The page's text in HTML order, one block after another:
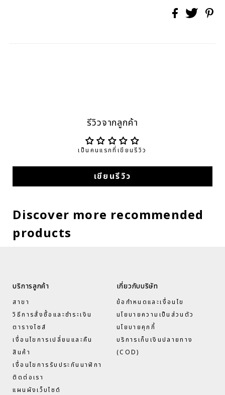
รีวิวจากลูกค้า
เป็นคนแรกที่เขียนรีวิว
เขียนรีวิว
Discover more recommended
products
บริการลูกค้า
สาขา
วิธีการสั่งซื้อและชำระเงิน
ตารางไซส์
เงื่อนไขการเปลี่ยนและคืน
สินค้า
เงื่อนไขการรับประกันนาฬิกา
ติดต่อเรา
แผนผังเว็บไซด์
เกี่ยวกับบริษัท
ข้อกำหนดและเงื่อนไข
นโยบายความเป็นส่วนตัว
นโยบายคุกกี้
บริการเก็บเงินปลายทาง
(COD)